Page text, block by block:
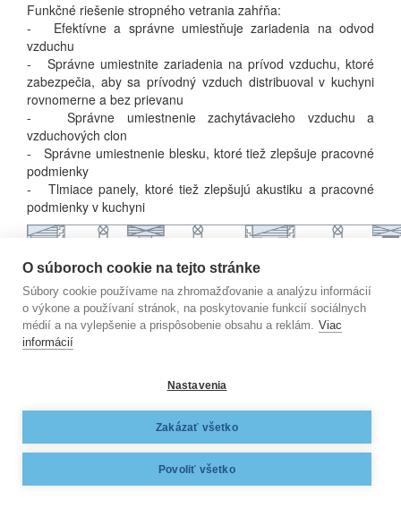
Funkčné riešenie stropného vetrania zahŕňa:
- Efektívne a správne umiestňuje zariadenia na odvod
vzduchu
- Správne umiestnite zariadenia na prívod vzduchu, ktoré
zabezpečia, aby sa prívodný vzduch distribuoval v kuchyni
rovnomerne a bez prievanu
- Správne umiestnenie zachytávacieho vzduchu a
vzduchových clon
- Správne umiestnenie blesku, ktoré tiež zlepšuje pracovné
podmienky
- Tlmiace panely, ktoré tiež zlepšujú akustiku a pracovné
podmienky v kuchyni
CRE zariadenie na odvod vzduchu
Zariadenie na odvod odpadného vzduchu CRE je určené
na odsávanie mastnej pary, ktorá sa šíri z fritovacích
O súboroch cookie na tejto stránke
Súbory cookie používame na zhromažďovanie a analýzu informácií
o výkone a používaní stránok, na poskytovanie funkcií sociálnych
médií a na vylepšenie a prispôsobenie obsahu a reklám. Viac
informácií
Nastavenia
Zakázať všetko
Povoliť všetko